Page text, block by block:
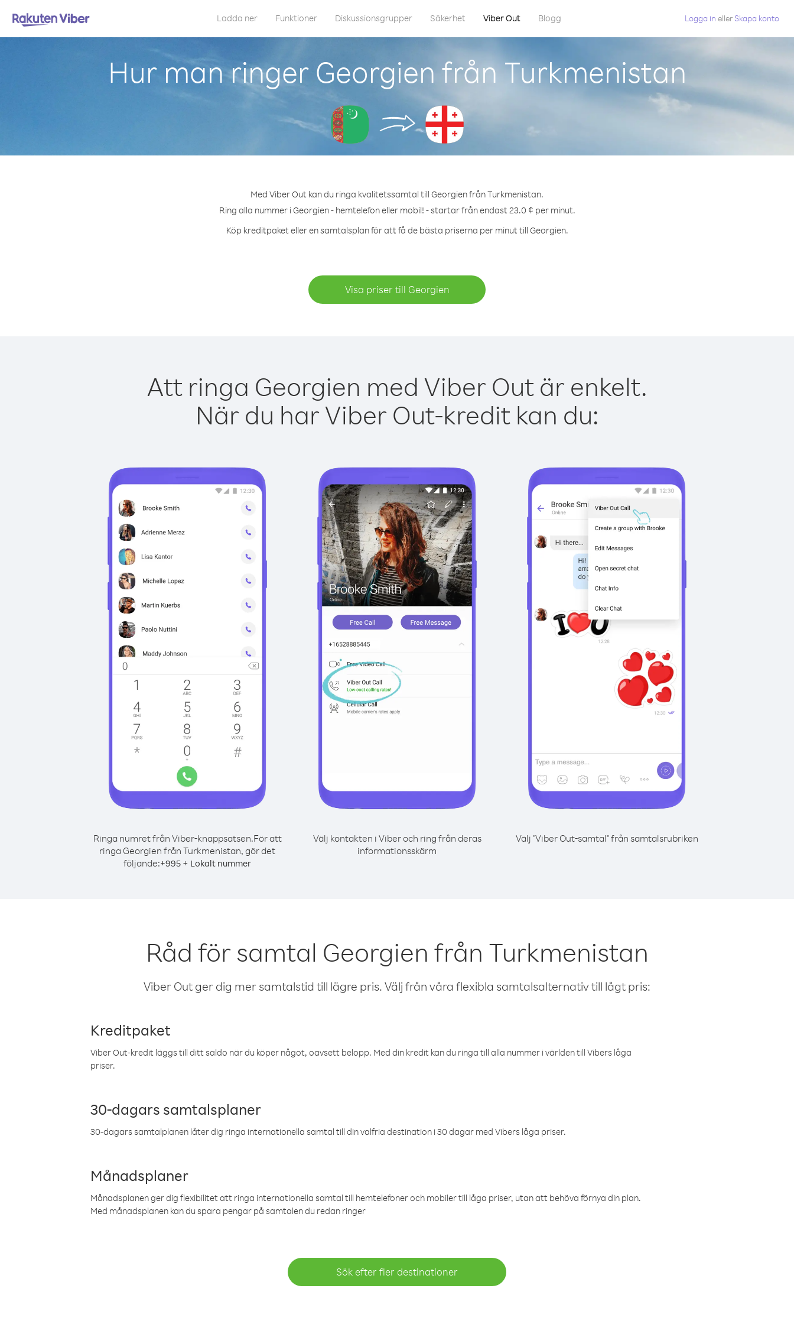
Ladda ner Funktioner Diskussionsgrupper Säkerhet Viber Out Blogg Logga in eller Skapa konto
Hur man ringer Georgien från Turkmenistan
Med Viber Out kan du ringa kvalitetssamtal till Georgien från Turkmenistan.
Ring alla nummer i Georgien - hemtelefon eller mobil! - startar från endast 23.0 ¢ per minut.
Köp kreditpaket eller en samtalsplan för att få de bästa priserna per minut till Georgien.
Visa priser till Georgien
Att ringa Georgien med Viber Out är enkelt.
När du har Viber Out-kredit kan du:
Ringa numret från Viber-knappsatsen.För att
ringa Georgien från Turkmenistan, gör det
följande:+995 + Lokalt nummer
Välj kontakten i Viber och ring från deras
informationsskärm
Välj "Viber Out-samtal" från samtalsrubriken
Råd för samtal Georgien från Turkmenistan
Viber Out ger dig mer samtalstid till lägre pris. Välj från våra flexibla samtalsalternativ till lågt pris:
Kreditpaket
Viber Out-kredit läggs till ditt saldo när du köper något, oavsett belopp. Med din kredit kan du ringa till alla nummer i världen till Vibers låga
priser.
30-dagars samtalsplaner
30-dagars samtalplanen låter dig ringa internationella samtal till din valfria destination i 30 dagar med Vibers låga priser.
Månadsplaner
Månadsplanen ger dig flexibilitet att ringa internationella samtal till hemtelefoner och mobiler till låga priser, utan att behöva förnya din plan.
Med månadsplanen kan du spara pengar på samtalen du redan ringer
Sök efter fler destinationer